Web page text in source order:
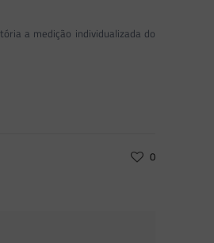
a medição individualizada do
0